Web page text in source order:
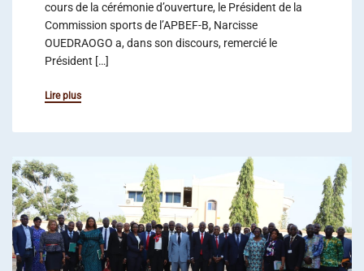
cours de la cérémonie d’ouverture, le Président de la
Commission sports de l’APBEF-B, Narcisse
OUEDRAOGO a, dans son discours, remercié le
Président […]
Lire plus